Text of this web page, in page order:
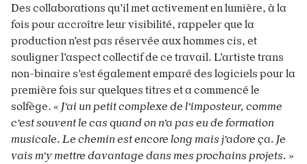
Des collaborations qu’il met activement en lumière, à la
fois pour accroître leur visibilité, rappeler que la
production n’est pas réservée aux hommes cis, et
souligner l’aspect collectif de ce travail. L’artiste trans
non-binaire s’est également emparé des logiciels pour la
première fois sur quelques titres et a commencé le
solfège. « J’ai un petit complexe de l’imposteur, comme
c’est souvent le cas quand on n’a pas eu de formation
musicale. Le chemin est encore long mais j’adore ça. Je
vais m’y mettre davantage dans mes prochains projets. »